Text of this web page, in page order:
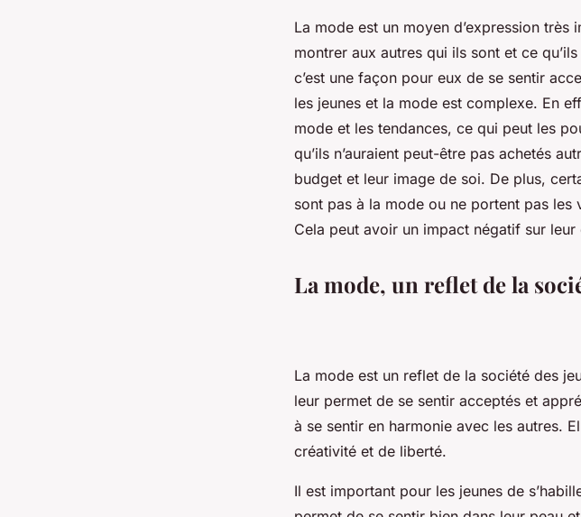
La mode est un moyen d’expression
montrer aux autres qui ils sont et ce
c’est une façon pour eux de se sentir
les jeunes et la mode est complexe. En
mode et les tendances, ce qui peut les
qu’ils n’auraient peut-être pas achetés
budget et leur image de soi. De plus,
sont pas à la mode ou ne portent pas les
Cela peut avoir un impact négatif sur
La mode, un reflet de la
La mode est un reflet de la société des
leur permet de se sentir acceptés et
à se sentir en harmonie avec les autres.
créativité et de liberté.
Il est important pour les jeunes de